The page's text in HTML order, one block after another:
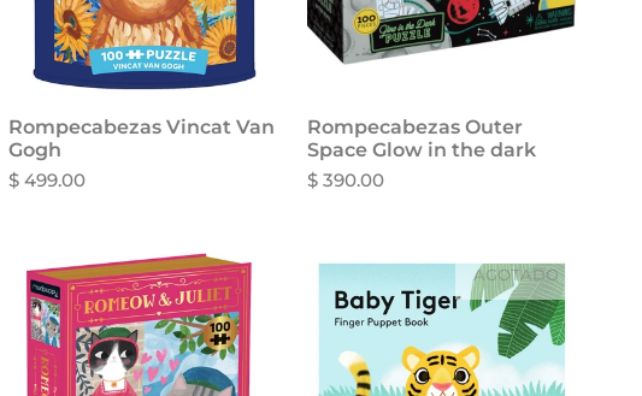
Rompecabezas Vincat Van
Gogh
$ 499.00
Rompecabezas Outer
Space Glow in the dark
$ 390.00
AGOTADO